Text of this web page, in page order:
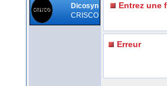
Dicosyn
CRISCO
Entrez une
Erreur